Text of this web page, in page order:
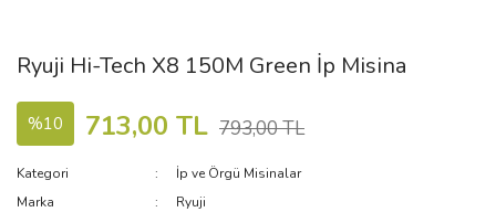
Ryuji Hi-Tech X8 150M Green İp Misina
%10 713,00 TL 793,00 TL
Kategori
İp ve Örgü Misinalar
Marka
Ryuji